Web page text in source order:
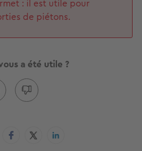
: il est utile pour
de piétons.
a été utile ?